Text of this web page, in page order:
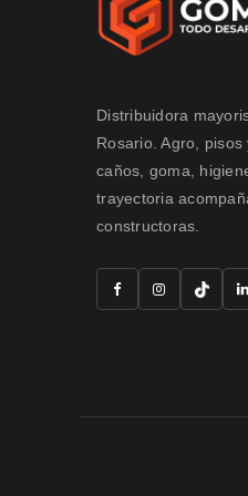
Distribuidora
Rosario. Agro,
caños, goma,
trayectoria
constructoras.